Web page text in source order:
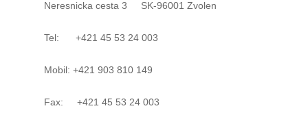
Neresnicka cesta 3 SK-96001 Zvolen
Tel: +421 45 53 24 003
Mobil: +421 903 810 149
Fax: +421 45 53 24 003